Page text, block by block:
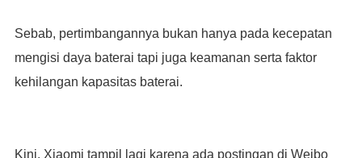
Sebab, pertimbangannya bukan hanya pada kecepatan
mengisi daya baterai tapi juga keamanan serta faktor
kehilangan kapasitas baterai.
Kini, Xiaomi tampil lagi karena ada postingan di Weibo